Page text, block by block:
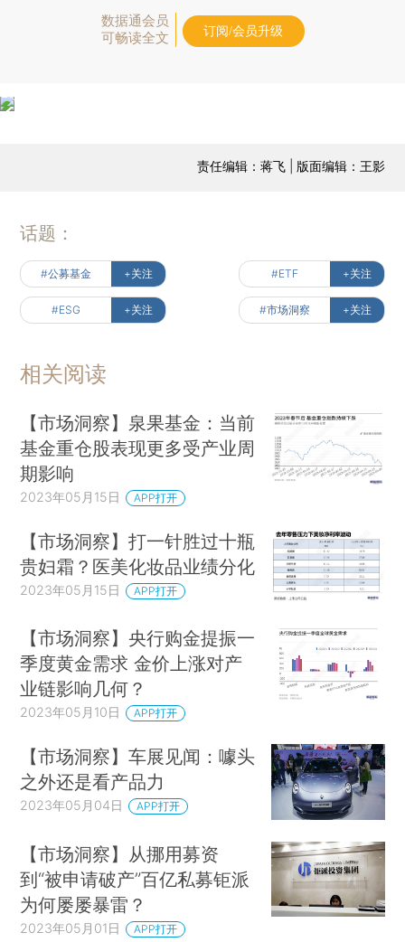
数据通会员
可畅读全文
订阅/会员升级
责任编辑：蒋飞 | 版面编辑：王影
话题：
#公募基金 +关注 #ETF +关注
#ESG +关注 #市场洞察 +关注
相关阅读
【市场洞察】泉果基金：当前
基金重仓股表现更多受产业周
期影响
2023年05月15日 APP打开
【市场洞察】打一针胜过十瓶
贵妇霜？医美化妆品业绩分化
2023年05月15日 APP打开
【市场洞察】央行购金提振一
季度黄金需求 金价上涨对产
业链影响几何？
2023年05月10日 APP打开
【市场洞察】车展见闻：噱头
之外还是看产品力
2023年05月04日 APP打开
【市场洞察】从挪用募资
到“被申请破产”百亿私募钜派
为何屡屡暴雷？
2023年05月01日 APP打开